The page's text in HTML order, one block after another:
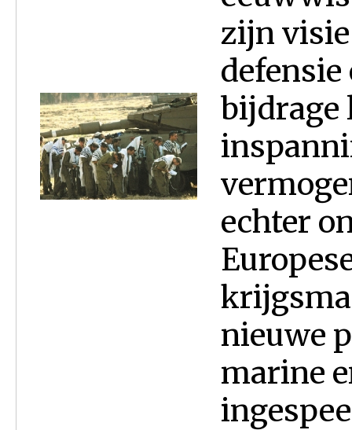
zijn
bijdrage
echter
nieuwe
marine